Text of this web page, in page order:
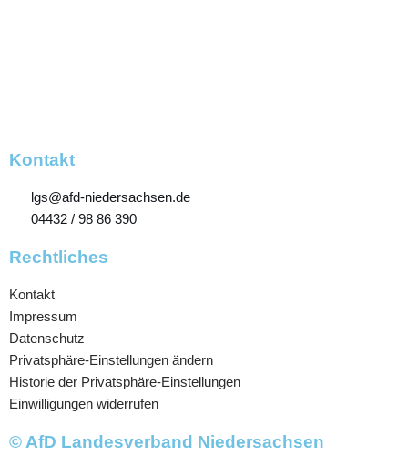
Kontakt
lgs@afd-niedersachsen.de
04432 / 98 86 390
Rechtliches
Kontakt
Impressum
Datenschutz
Privatsphäre-Einstellungen ändern
Historie der Privatsphäre-Einstellungen
Einwilligungen widerrufen
© AfD Landesverband Niedersachsen